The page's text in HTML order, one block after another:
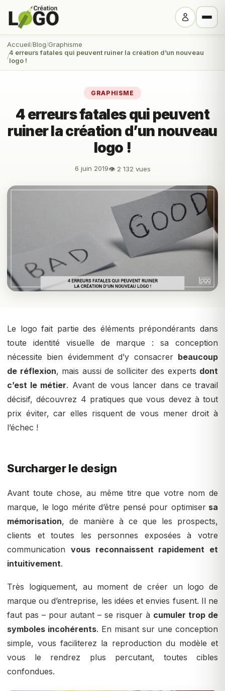
Accueil Blog Graphisme
4 erreurs fatales qui peuvent ruiner la création d’un nouveau
logo !
GRAPHISME
4 erreurs fatales qui peuvent
ruiner la création d’un nouveau
logo !
6 juin 2019👁 2 132 vues
Le logo fait partie des éléments prépondérants dans
toute identité visuelle de marque : sa conception
nécessite bien évidemment d’y consacrer beaucoup
de réflexion, mais aussi de solliciter des experts dont
c’est le métier. Avant de vous lancer dans ce travail
décisif, découvrez 4 pratiques que vous devez à tout
prix éviter, car elles risquent de vous mener droit à
l’échec !
Surcharger le design
Avant toute chose, au même titre que votre nom de
marque, le logo mérite d’être pensé pour optimisersa
mémorisation, de manière à ce que les prospects,
clients et toutes les personnes exposées à votre
communication vous reconnaissent rapidement et
intuitivement.
Très logiquement, au moment de créer un logo de
marque ou d’entreprise, les idées et envies fusent. Il ne
faut pas – pour autant – se risquer à cumuler trop de
symboles incohérents. En misant sur une conception
simple, vous faciliterez la reproduction du modèle et
vous le rendrez plus percutant, toutes cibles
confondues.